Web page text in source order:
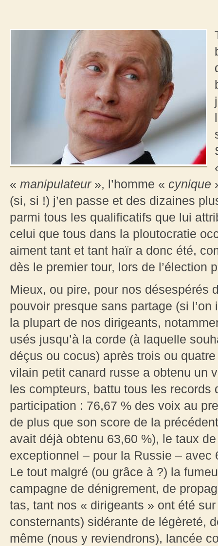
« manipulateur», l’homme « cynique
(si, si !) j’en passe et des dizaines
parmi tous les qualificatifs que lui
celui que tous dans la ploutocratie
aiment tant et tant haïr a donc été,
dès le premier tour, lors de l’élection
Mieux, ou pire, pour nos désespérés
pouvoir presque sans partage (si
la plupart de nos dirigeants,
usés jusqu’à la corde (à laquelle
déçus ou cocus) après trois ou
vilain petit canard russe a obtenu un
les compteurs, battu tous les records
participation : 76,67 % des voix au
de plus que son score de la
avait déjà obtenu 63,60 %), le taux
exceptionnel – pour la Russie – avec
Le tout malgré (ou grâce à ?) la
campagne de dénigrement, de
tas, tant nos « dirigeants » ont été
consternants) sidérante de légèreté,
même (nous y reviendrons), lancée